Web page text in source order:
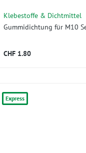
Klebestoffe & Dichtmittel
Gummidichtung für M10
CHF 1.80
Express